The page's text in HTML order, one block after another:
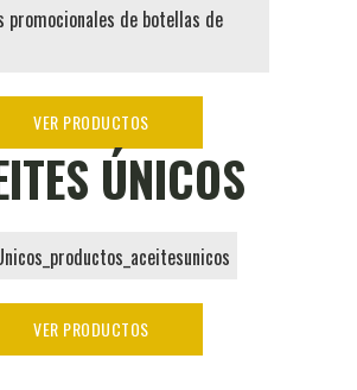
VER PRODUCTOS
ÚNICOS
VER PRODUCTOS